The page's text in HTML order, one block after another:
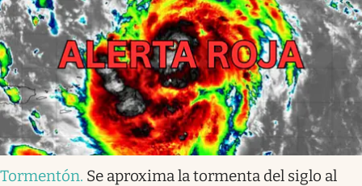
Tormentón. Se aproxima la tormenta del siglo al